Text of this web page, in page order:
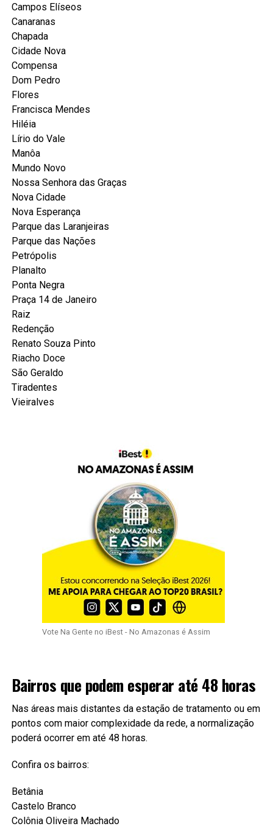
Campos Elíseos
Canaranas
Chapada
Cidade Nova
Compensa
Dom Pedro
Flores
Francisca Mendes
Hiléia
Lírio do Vale
Manôa
Mundo Novo
Nossa Senhora das Graças
Nova Cidade
Nova Esperança
Parque das Laranjeiras
Parque das Nações
Petrópolis
Planalto
Ponta Negra
Praça 14 de Janeiro
Raiz
Redenção
Renato Souza Pinto
Riacho Doce
São Geraldo
Tiradentes
Vieiralves
Vote Na Gente no iBest - No Amazonas é Assim
Bairros que podem esperar até 48 horas
Nas áreas mais distantes da estação de tratamento ou em
pontos com maior complexidade da rede, a normalização
poderá ocorrer em até 48 horas.
Confira os bairros:
Betânia
Castelo Branco
Colônia Oliveira Machado